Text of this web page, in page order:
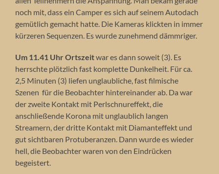
noch mit, dass ein Camper es sich auf seinem Autodach
gemütlich gemacht hatte. Die Kameras klickten in immer
kürzeren Sequenzen. Es wurde zunehmend dämmriger.
Um 11.41 Uhr Ortszeitwar es dann soweit (3). Es
herrschte plötzlich fast komplette Dunkelheit. Für ca.
2,5 Minuten (3) liefen unglaubliche, fast filmische
Szenen für die Beobachter hintereinander ab. Da war
der zweite Kontakt mit Perlschnureffekt, die
anschließende Korona mit unglaublich langen
Streamern, der dritte Kontakt mit Diamanteffekt und
gut sichtbaren Protuberanzen. Dann wurde es wieder
hell, die Beobachter waren von den Eindrücken
begeistert.